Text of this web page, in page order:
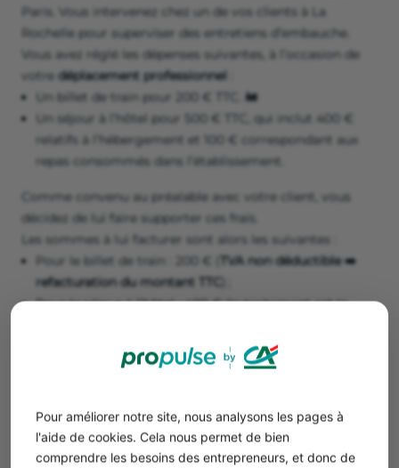
Pour améliorer notre site, nous analysons les pages à
l'aide de cookies. Cela nous permet de bien
comprendre les besoins des entrepreneurs, et donc de
Paris. Vous intervenez chez un de vos clients à La
Rochelle pour superviser des entretiens d’embauche.
Vous avez réglé les dépenses suivantes, à l’occasion de
votre déplacement professionnel
Un billet de train pour 200 € TTC. 🚂
Un séjour à l’hôtel pour 500 € TTC, qui inclut 400 €
relatifs à l’hébergement et 100 € correspondant aux
repas consommés dans l’établissement.
Comme convenu au préalable avec votre client, vous
décidez de lui faire supporter ces frais.
Les sommes à lui facturer sont alors les suivantes :
Pour le billet de train : 200 € (
TVA non déductible ➡️
refacturation du montant TTC
Pour le séjour à l’hôtel : 400 € (le traitement est le
Pour les repas pris au restaurant de l’hôtel : 90,91 €
TVA déductible ➡️ refacturation du montant HT
Calcul du prix hors taxe des frais de repas = 100
/ 1,10 = 90,91 €